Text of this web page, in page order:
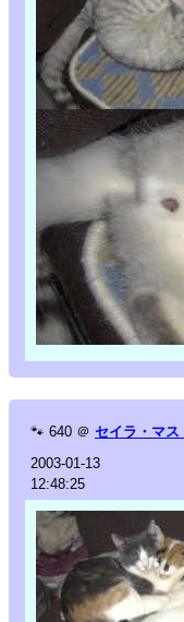
🐾 640 ＠ セイラ・マス
2003-01-13
12:48:25